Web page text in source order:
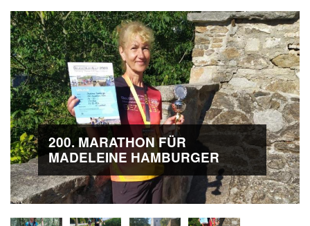
200. MARATHON FÜR
MADELEINE HAMBURGER